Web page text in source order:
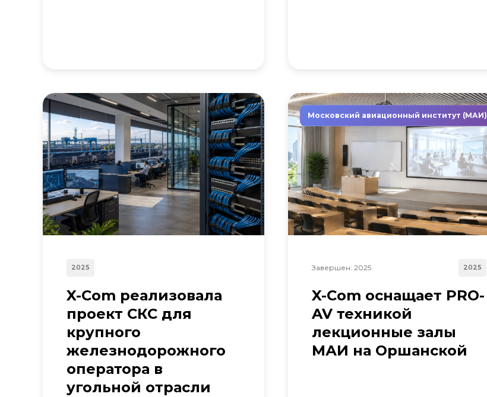
2025
X-Com реализовала
проект СКС для
крупного
железнодорожного
оператора в
угольной отрасли
Московский авиационный институт (МАИ)
Завершен: 2025 2025
X-Com оснащает PRO-
AV техникой
лекционные залы
МАИ на Оршанской